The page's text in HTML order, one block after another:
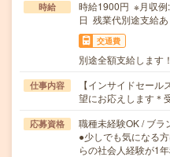
時給
時給1900円 ※月収
日 残業代別途支給あ
交通費
別途全額支給します！
仕事内容
【インサイドセー
望にお応えします＊
応募資格
職種未経験OK / ブラ
●少しでも気になる
らの社会人経験が1